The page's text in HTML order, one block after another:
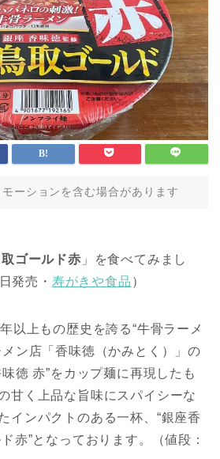
ーションを含む場合があります
ゴールド赤 」を食べてみまし
発売・ 寿がきや食品 ）
以上もの歴史を誇る“牛骨ラーメ
ン店「香味徳（かみとく）」の
徳 赤”をカップ麺に再現したも
甘く上品な旨味にスパイシーな
インパクトのある一杯、“銀座香
赤”となっております。（値段：